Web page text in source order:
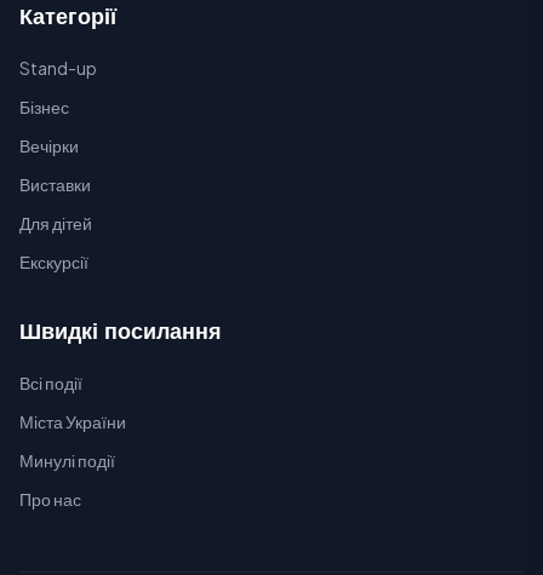
Категорії
Stand-up
Бізнес
Вечірки
Виставки
Для дітей
Екскурсії
Швидкі посилання
Всі події
Міста України
Минулі події
Про нас